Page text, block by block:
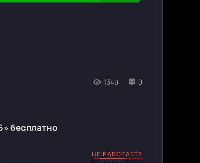
1349 0
бесплатно
НЕ РАБОТАЕТ?